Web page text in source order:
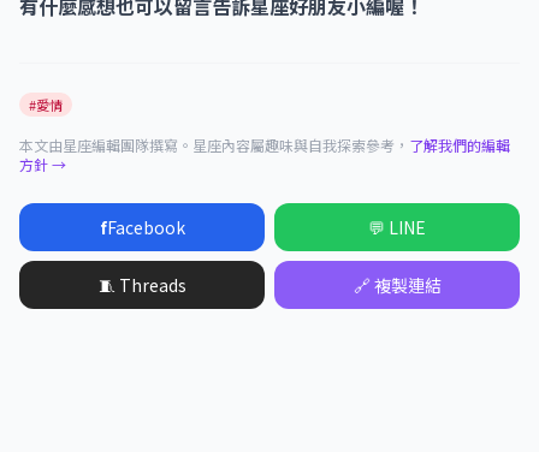
#愛情
本文由星座編輯團隊撰寫。星座內容屬趣味與自我探索參考， 了解我們的編輯
方針 →
fFacebook 💬 LINE
🧵 Threads 🔗 複製連結